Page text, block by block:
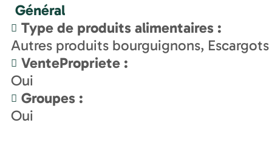
Général
Type de produits alimentaires :
Autres produits bourguignons Escargots
VentePropriete :
Oui
Groupes :
Oui